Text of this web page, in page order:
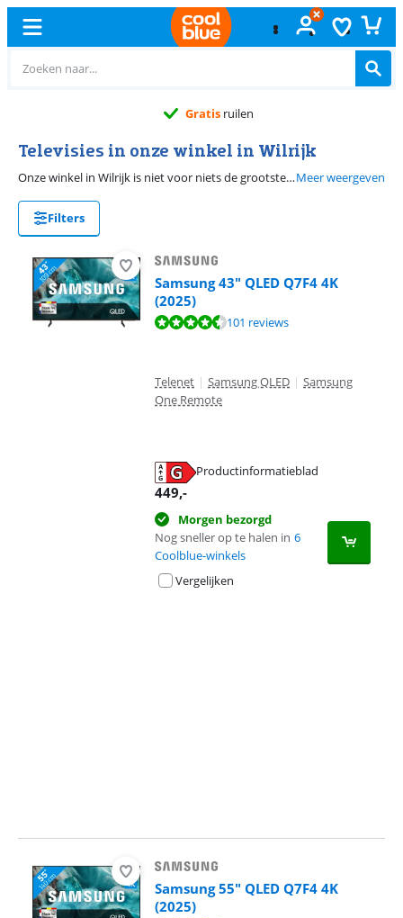
Gratis ruilen
Televisies in onze winkel in Wilrijk
Onze winkel in Wilrijk is niet voor niets de grootste in Vlaanderen. Je kan er meer dan 1.000 producten zelf ontdekken, bekijken en vergelijken. Met hulp van onze specialisten kies je zo de beste voor jou. Op deze pagina vind je alle televisies die je kan bekijken in Wilrijk.Meer weergeven
Filters
Samsung 43" QLED Q7F4 4K
(2025)
Beoordeling is 9,0 van de 10, gebaseerd op 101 reviews.
101 reviews
Telenet | Samsung QLED | Samsung
One Remote
Productinformatieblad
449,-
Morgen bezorgd
Nog sneller op te halen in 6
Coolblue-winkels
Vergelijken
Samsung 55" QLED Q7F4 4K
(2025)